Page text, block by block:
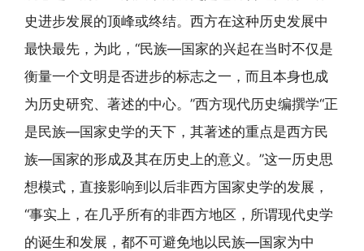
史进步发展的顶峰或终结。西方在这种历史发展中
最快最先，为此，“民族—国家的兴起在当时不仅是
衡量一个文明是否进步的标志之一，而且本身也成
为历史研究、著述的中心。”西方现代历史编撰学“正
是民族—国家史学的天下，其著述的重点是西方民
族—国家的形成及其在历史上的意义。”这一历史思
想模式，直接影响到以后非西方国家史学的发展，
“事实上，在几乎所有的非西方地区，所谓现代史学
的诞生和发展，都不可避免地以民族—国家为中